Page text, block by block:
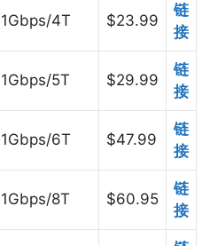
1Gbps/4T $23.99
链
接
1Gbps/5T $29.99
链
接
1Gbps/6T $47.99
链
接
1Gbps/8T $60.95
链
接